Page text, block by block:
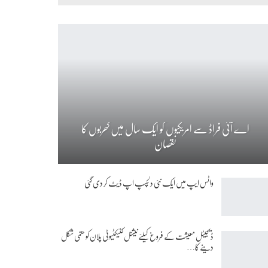
اے آئی فراڈ سے امریکیوں کو ایک سال میں کھربوں کا
نقصان
واٹس ایپ میں ایک نئی دلچسپ اپ ڈیٹ کر دی گئی
ڈیجیٹل معیشت کے فروغ کیلئے نیشنل کنیکٹیوٹی پلان کو حتمی شکل
دینے کا…